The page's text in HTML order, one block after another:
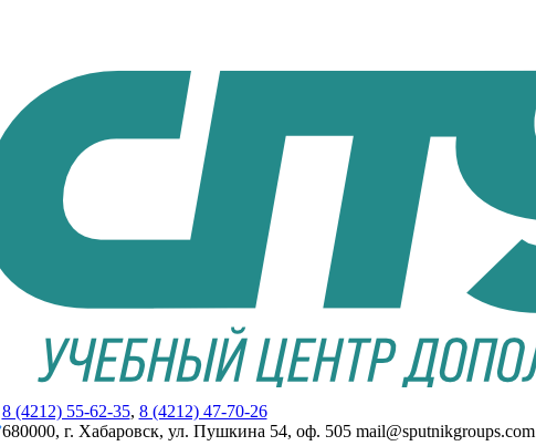
8 (4212) 55-62-35, 8 (4212) 47-70-26
680000, г. Хабаровск, ул. Пушкина 54, оф. 505 mail@sputnikgroups.com